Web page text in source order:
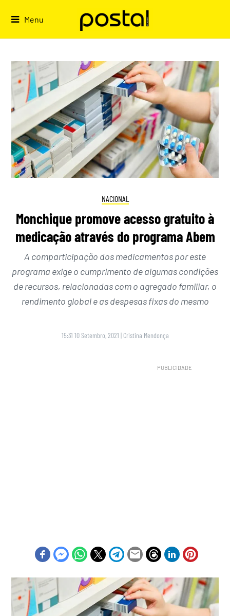
Menu
NACIONAL
Monchique promove acesso gratuito à
medicação através do programa Abem
A comparticipação dos medicamentos por este
programa exige o cumprimento de algumas condições
de recursos, relacionadas com o agregado familiar, o
rendimento global e as despesas fixas do mesmo
15:31 10 Setembro, 2021 | Cristina Mendonça